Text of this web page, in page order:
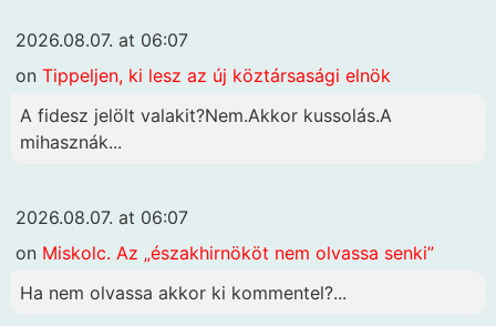
2026.08.07. at 06:07
on Tippeljen, ki lesz az új köztársasági elnök
A fidesz jelölt valakit?Nem.Akkor kussolás.A
mihasznák...
2026.08.07. at 06:07
on Miskolc. Az „északhirnököt nem olvassa senki”
Ha nem olvassa akkor ki kommentel?...